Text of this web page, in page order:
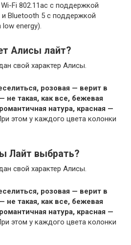
Fi 802.11ac с поддержкой
Bluetooth 5 с поддержкой
energy).
Алисы лайт?
свой характер Алисы.
розовая — верит в
не такая, как все, бежевая
натура, красная —
этом у каждого цвета колонки
Лайт выбрать?
свой характер Алисы.
розовая — верит в
не такая, как все, бежевая
натура, красная —
этом у каждого цвета колонки